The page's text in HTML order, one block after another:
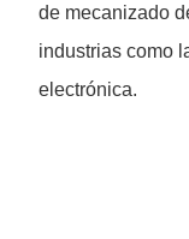
de mecanizado
industrias como
electrónica.